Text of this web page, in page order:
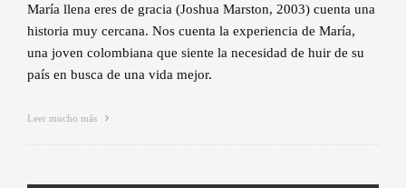
María llena eres de gracia (Joshua Marston, 2003) cuenta una
historia muy cercana. Nos cuenta la experiencia de María,
una joven colombiana que siente la necesidad de huir de su
país en busca de una vida mejor.
Leer mucho más